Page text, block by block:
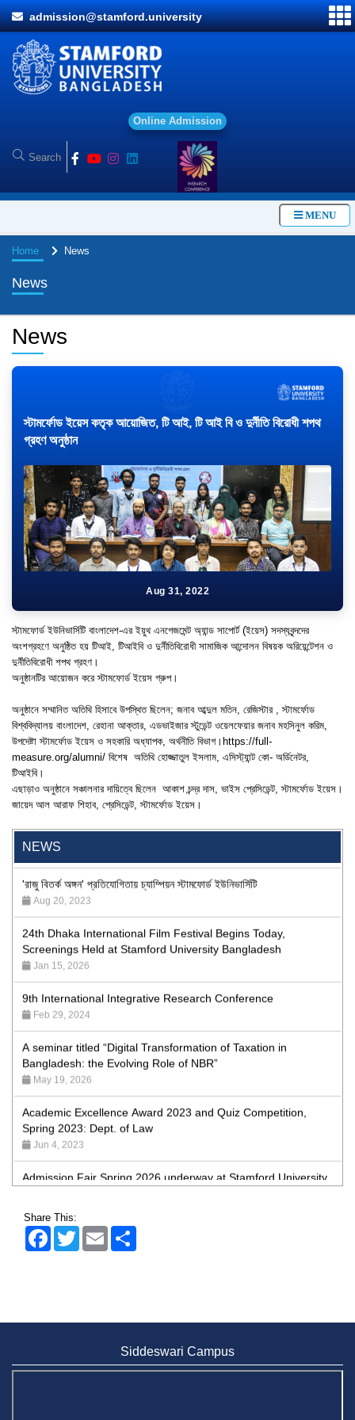
admission@stamford.university
Onl ine Ad mission
MENU
Home News
News
NEWS
"Professional Orientation" course of Batch 72 in the BBA
Jan 26, 2024
'রাজু বিতর্ক অঙ্গন' প্রতিযোগিতায় চ্যাম্পিয়ন স্টামফোর্ড ইউনিভার্সিটি
Aug 20, 2023
24th Dhaka International Film Festival Begins Today,
Screenings Held at Stamford University Bangladesh
Jan 15, 2026
9th International Integrative Research Conference
Feb 29, 2024
A seminar titled “Digital Transformation of Taxation in
Bangladesh: the Evolving Role of NBR”
May 19, 2026
Academic Excellence Award 2023 and Quiz Competition,
Spring 2023: Dept. of Law
Jun 4, 2023
Admission Fair Spring 2026 underway at Stamford University
Bangladesh
Admission Fair Summer 2026 underway at Stamford
University Bangladesh
Jun 19, 2025
BUBT Vice-Chancellor Pays Courtesy Call on Stamford VC
Jun 11, 2026
Share This:
FacebookTwitter Email
News
স্টামর্ফোড ইয়েস কতৃক আয়োজিত, টি আই, টি আই বি ও দুর্নীতি বিরোধী শপথ
গ্রহণ অনুষ্ঠান
Aug 31, 2022
স্টামফোর্ড ইউনিভার্সিটি বাংলাদেশ-এর ইয়ুথ এনগেজমেন্ট অ্যান্ড সাপোর্ট (ইয়েস) সদস্যবৃন্দদের
অংশগ্রহণে অনুষ্ঠিত হয় টিআই, টিআইবি ও দুর্নীতিবিরোধী সামাজিক আন্দোলন বিষয়ক অরিয়েন্টেশন ও
দুর্নীতিবিরোধী শপথ গ্রহণ।
অনুষ্ঠানটির আয়োজন করে স্টামফোর্ড ইয়েস গ্রুপ।
অনুষ্ঠানে সম্মানিত অতিথি হিসাবে উপস্থিত ছিলেন; জনাব আব্দুল মতিন, রেজিস্টার , স্টামর্ফোড
বিশ্ববিদ্যালয় বাংলাদেশ, রেহানা আক্তার, এডভাইজার স্টুডেন্ট ওয়েলফেয়ার জনাব মহসিনুল করিম,
উপদেষ্টা স্টামর্ফোড ইয়েস ও সহকারি অধ্যাপক, অর্থনীতি বিভাগ। https://full-
measure.org/alumni/ বিশেষ অতিথি হোজ্জাতুল ইসলাম, এসিস্ট্যান্ট কো- অর্ডিনেটর,
টিআইবি।
এছাড়াও অনুষ্ঠানে সঞ্চালনার দায়িত্বে ছিলেন আকাশ চন্দ্র দাস, ভাইস প্রেসিডেন্ট, স্টামর্ফোড ইয়েস।
জায়েদ আল আরাফ শিহাব, প্রেসিডেন্ট, স্টামর্ফোড ইয়েস।
Siddeswari Campus